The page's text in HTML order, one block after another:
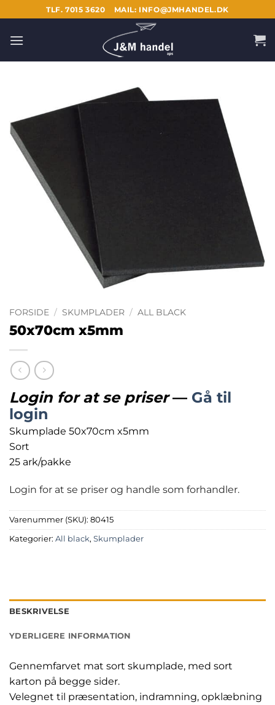
til
indhold
TLF. 7015 3620 MAIL: INFO@JMHANDEL.DK
FORSIDE / SKUMPLADER / ALL BLACK
50x70cm x5mm
Login for at se priser— Gå til
login
Skumplade 50x70cm x5mm
Sort
25 ark/pakke
Login for at se priser og handle som forhandler.
Varenummer (SKU): 80415
Kategorier: All black, Skumplader
BESKRIVELSE
YDERLIGERE INFORMATION
Gennemfarvet mat sort skumplade, med sort
karton på begge sider.
Velegnet til præsentation, indramning, opklæbning